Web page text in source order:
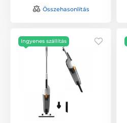
Összehasonlítás
Ingyenes szállítás